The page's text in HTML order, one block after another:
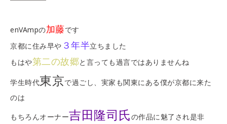
enVAmpの加藤です
京都に住み早や ３年半立ちました
もはや第二の故郷と言っても過言ではありませんね
学生時代東京で過ごし、実家も関東にある僕が京都に来た
のは
もちろんオーナー吉田隆司氏の作品に魅了され是非